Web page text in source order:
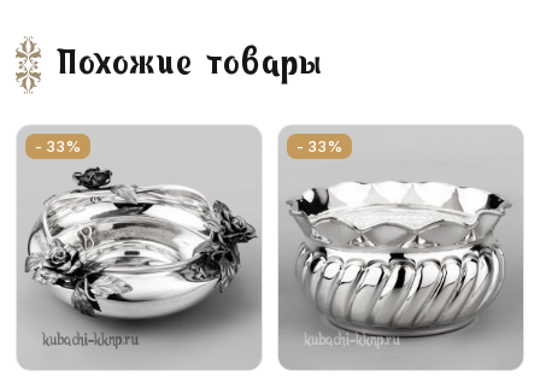
Похожие товары
- 33% - 33%